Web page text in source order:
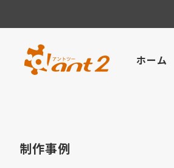
ホーム
制作事例